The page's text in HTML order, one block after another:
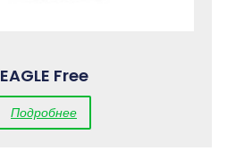
EAGLE Free
Подробнее